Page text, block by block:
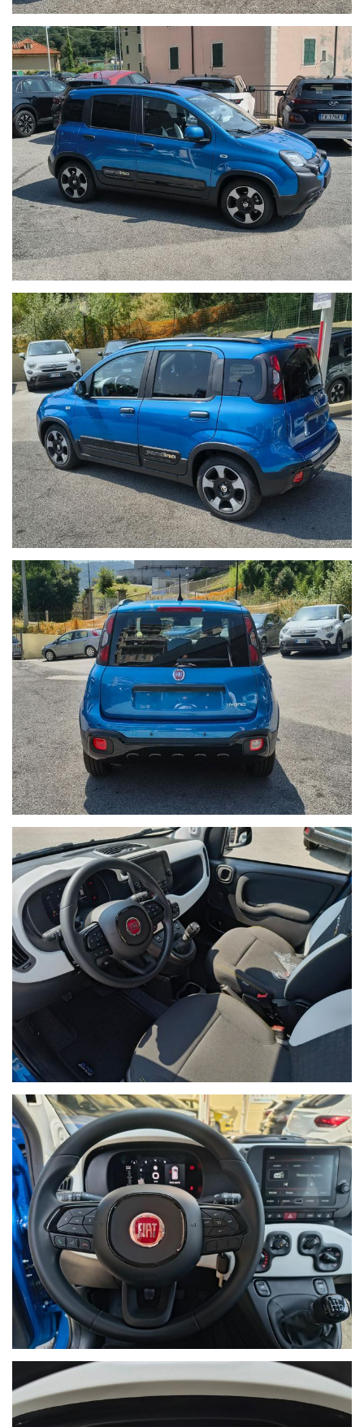
Nota di Trasparenza:In Autoborzoli crediamo nell'onestà. I
prezzi esposti possono variare in base alle campagne
promozionali in corso o ai requisiti specifici del cliente.
Nonostante la cura nell'inserimento dei dati, potrebbero
esserci involontarie imprecisioni tecniche; vi invitiamo
pertanto a verificare le caratteristiche dello specifico veicolo
presso la nostra sede.
NON HAI TROVATO
L'AUTO CHE CERCHI?
Compila il modulo e ti
contatteremo appena l'auto che
cerchi sarà disponibile